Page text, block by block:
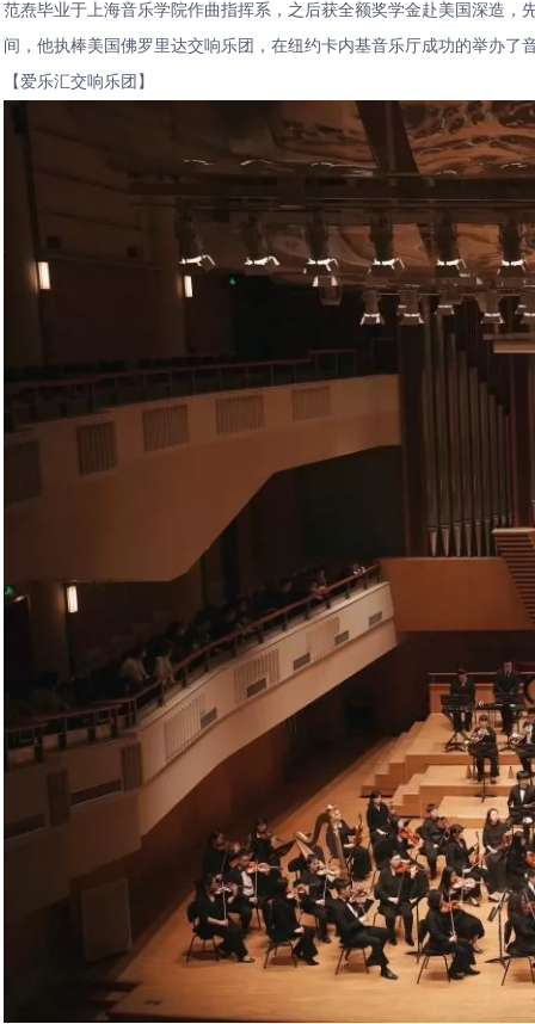
范焘毕业于上海音乐学院作曲指挥系，之后获全额奖学金赴美国深造，
间，他执棒美国佛罗里达交响乐团，在纽约卡内基音乐厅成功的举办了
【爱乐汇交响乐团】